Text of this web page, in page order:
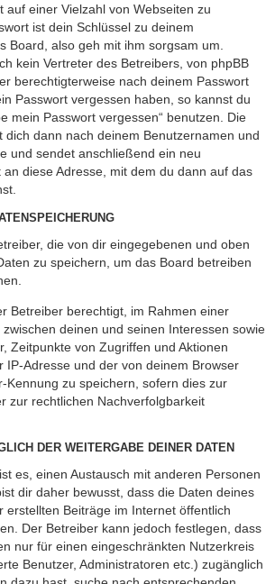
auf einer Vielzahl von Webseiten zu
ist dein Schlüssel zu deinem
Board, also geh mit ihm sorgsam um.
kein Vertreter des Betreibers, von phpBB
berechtigterweise nach deinem Passwort
Passwort vergessen haben, so kannst du
mein Passwort vergessen“ benutzen. Die
dich dann nach deinem Benutzernamen und
und sendet anschließend ein neu
diese Adresse, mit dem du dann auf das
die von dir eingegebenen und oben
zu speichern, um das Board betreiben
Betreiber berechtigt, im Rahmen einer
deinen und seinen Interessen sowie
Zeitpunkte von Zugriffen und Aktionen
IP-Adresse und der von deinem Browser
Kennung zu speichern, sofern dies zur
zur rechtlichen Nachverfolgbarkeit
DER WEITERGABE DEINER DATEN
es, einen Austausch mit anderen Personen
dir daher bewusst, dass die Daten deines
erstellten Beiträge im Internet öffentlich
Der Betreiber kann jedoch festlegen, dass
nur für einen eingeschränkten Nutzerkreis
Benutzer, Administratoren etc.) zugänglich